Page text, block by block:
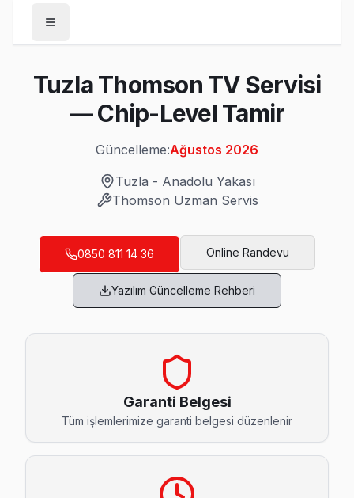
/Tuzla
Thomson
Son Güncelleme:Ağustos 2026
Tuzla'da Mahalle Mahalle Thomson TV
Akfırat Thomson Servis
Akfırat bölgesindeki Thomson kullanıcıları için haftanın
Anadolu Thomson Servis
Anadolu mahallesinde Thomson TV arızaları için aynı
Tuzla TV Servis Merkezi →
Aydınlı Thomson Servis
Tuzla TV Servis Merkezi →
Tuzla Thomson TV Servisi
— Chip-Level Tamir
Güncelleme:Ağustos 2026
Tuzla - Anadolu Yakası
Thomson Uzman Servis
0850 811 14 36 Online Randevu
Yazılım Güncelleme Rehberi
Garanti Belgesi
Tüm işlemlerimize garanti belgesi düzenlenir